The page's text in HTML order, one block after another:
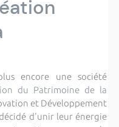
encore une société
du Patrimoine de la
et Développement
d'unir leur énergie